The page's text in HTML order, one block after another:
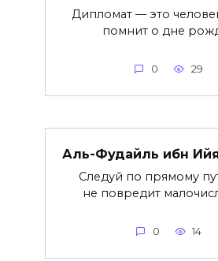
Дипломат — это
помнит о дне
0 29
Аль-Фудайль ибн
Следуй по прямому
не повредит
0 14